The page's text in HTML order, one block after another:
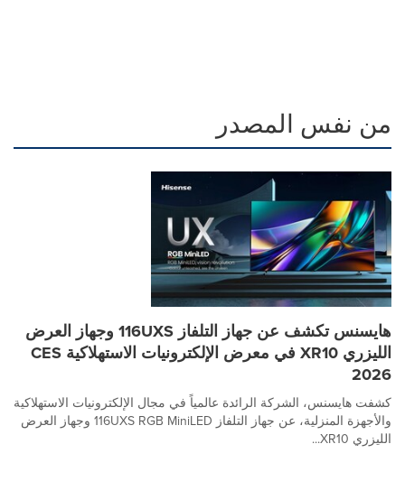
من نفس المصدر
هايسنس تكشف عن جهاز التلفاز 116UXS وجهاز العرض
الليزري XR10 في معرض الإلكترونيات الاستهلاكية CES
2026
كشفت هايسنس، الشركة الرائدة عالمياً في مجال الإلكترونيات الاستهلاكية
والأجهزة المنزلية، عن جهاز التلفاز 116UXS RGB MiniLED وجهاز العرض
الليزري XR10...